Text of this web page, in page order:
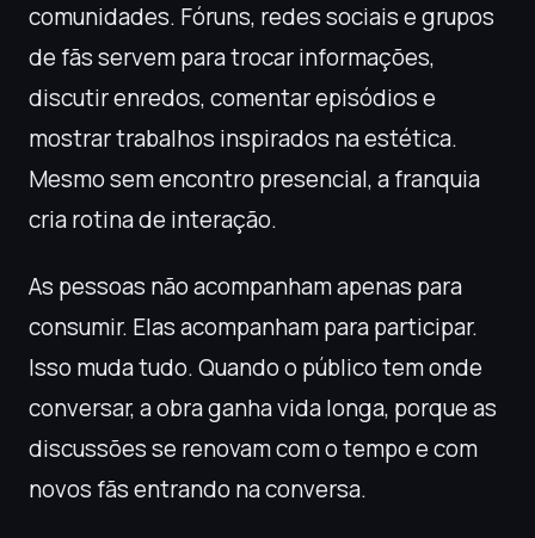
comunidades. Fóruns, redes sociais e grupos
de fãs servem para trocar informações,
discutir enredos, comentar episódios e
mostrar trabalhos inspirados na estética.
Mesmo sem encontro presencial, a franquia
cria rotina de interação.
As pessoas não acompanham apenas para
consumir. Elas acompanham para participar.
Isso muda tudo. Quando o público tem onde
conversar, a obra ganha vida longa, porque as
discussões se renovam com o tempo e com
novos fãs entrando na conversa.